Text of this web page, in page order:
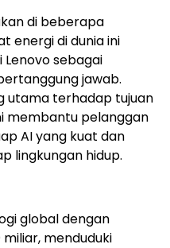
di beberapa
energi di dunia ini
sebagai
jawab.
utama terhadap tujuan
membantu pelanggan
AI yang kuat dan
lingkungan hidup.
global dengan
menduduki